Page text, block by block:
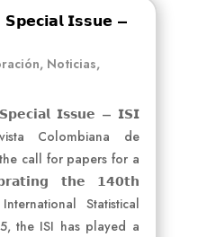
𝗦𝗽𝗲𝗰𝗶𝗮𝗹 𝗜𝘀𝘀𝘂𝗲 –
, Noticias,
𝗜𝘀𝘀𝘂𝗲 – 𝗜𝗦𝗜
Colombiana de
call for papers for a
𝘁𝗵𝗲 𝟭𝟰𝟬𝘁𝗵
Statistical
the ISI has played a